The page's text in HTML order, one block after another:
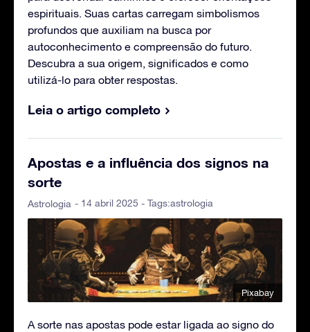
espirituais. Suas cartas carregam simbolismos
profundos que auxiliam na busca por
autoconhecimento e compreensão do futuro.
Descubra a sua origem, significados e como
utilizá-lo para obter respostas.
Leia o artigo completo
Apostas e a influência dos signos na
sorte
Astrologia - 14 abril 2025 - Tags:astrologia
Pixabay
A sorte nas apostas pode estar ligada ao signo do